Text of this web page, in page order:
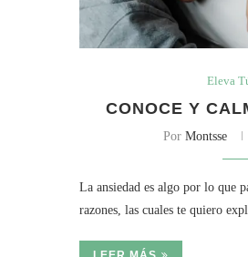
Eleva
CONOCE Y
PorMontsse
La ansiedad es algo por lo que
razones, las cuales te quiero